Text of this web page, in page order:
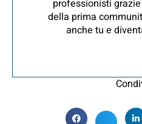
professionisti
della prima
anche tu e